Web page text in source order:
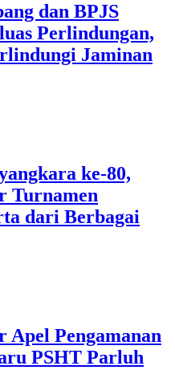
dan BPJS
Perlindungan,
Jaminan
ke-80,
Turnamen
dari Berbagai
Apel Pengamanan
PSHT Parluh